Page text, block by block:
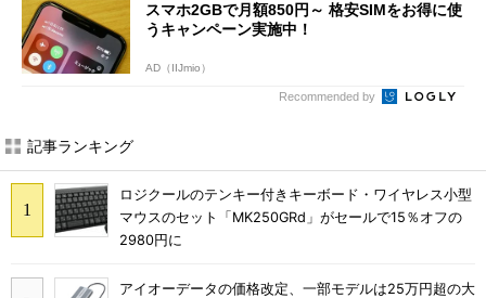
スマホ2GBで月額850円～ 格安SIMをお得に使
うキャンペーン実施中！
AD（IIJmio）
Recommended by
記事ランキング
ロジクールのテンキー付きキーボード・ワイヤレス小型
マウスのセット「MK250GRd」がセールで15％オフの
2980円に
アイオーデータの価格改定、一部モデルは25万円超の大